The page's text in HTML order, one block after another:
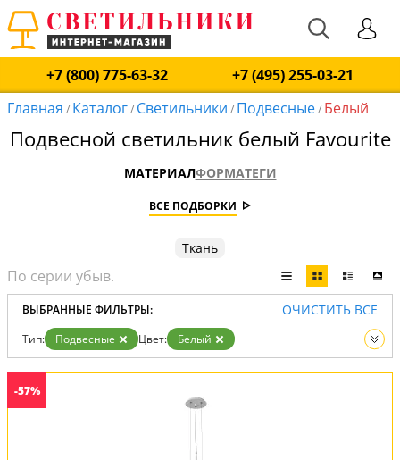
+7 (800) 775-63-32
+7 (495) 255-03-21
Главная / Каталог/ Светильники / Подвесные/ Белый
Подвесной светильник белый Favourite
МАТЕРИАЛФОРМАТЕГИ
ВСЕ ПОДБОРКИ
Ткань
ВЫБРАННЫЕ ФИЛЬТРЫ: ОЧИСТИТЬ ВСЕ
Тип: Подвесные Цвет:
Белый
Вид:
Светильники
-57%